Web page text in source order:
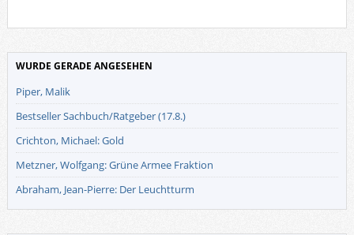
WURDE GERADE ANGESEHEN
Piper, Malik
Bestseller Sachbuch/Ratgeber (17.8.)
Crichton, Michael: Gold
Metzner, Wolfgang: Grüne Armee Fraktion
Abraham, Jean-Pierre: Der Leuchtturm